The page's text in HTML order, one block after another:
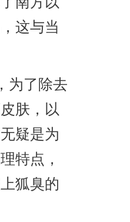
这与当
为了除去
肤，以
疑是为
特点，
狐臭的